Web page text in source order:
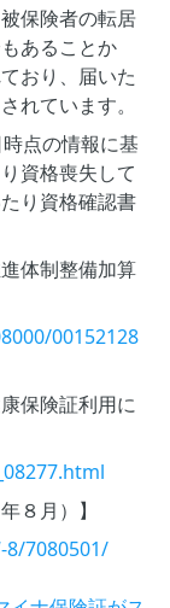
保険者の転居
あることか
おり、届いた
れています。
点の情報に基
資格喪失して
り資格確認書
体制整備加算
00152128
保険証利用に
８月）】
7080501/